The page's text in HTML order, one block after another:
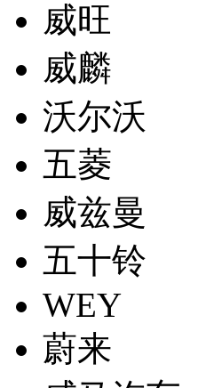
威旺
威麟
沃尔沃
五菱
威兹曼
五十铃
WEY
蔚来